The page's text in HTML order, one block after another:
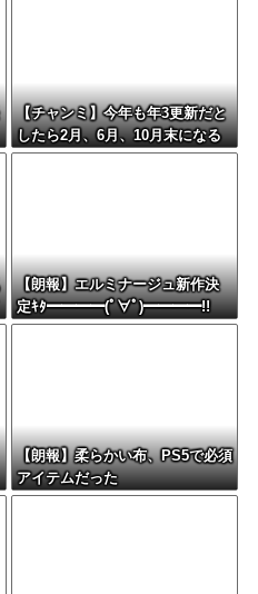
【チャンミ】今年も年3更新だと
したら2月、6月、10月末になる
けどこれ毎回LoH月だから暇すぎ
【朗報】エルミナージュ新作決
定ｷﾀ━━━━(ﾟ∀ﾟ)━━━━!!
【朗報】柔らかい布、PS5で必須
アイテムだった